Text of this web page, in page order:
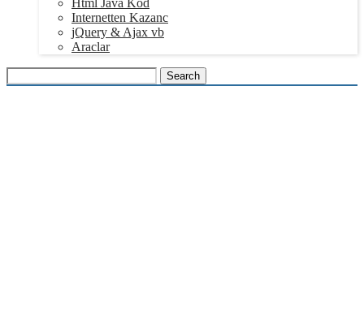
Html Java Kod
Internetten Kazanc
jQuery & Ajax vb
Araclar